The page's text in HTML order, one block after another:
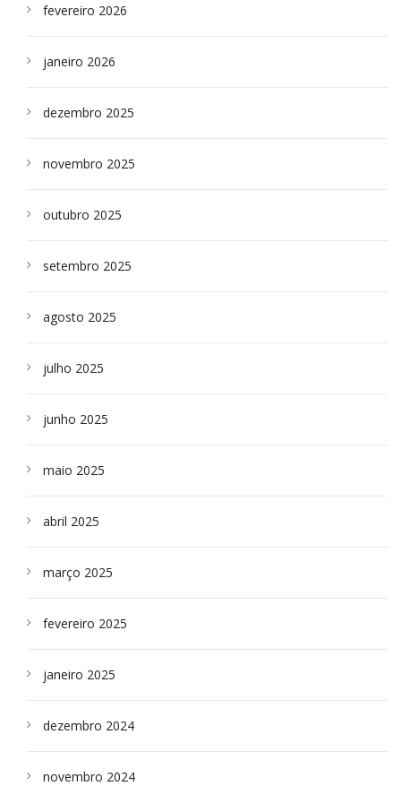
fevereiro 2026
janeiro 2026
dezembro 2025
novembro 2025
outubro 2025
setembro 2025
agosto 2025
julho 2025
junho 2025
maio 2025
abril 2025
março 2025
fevereiro 2025
janeiro 2025
dezembro 2024
novembro 2024